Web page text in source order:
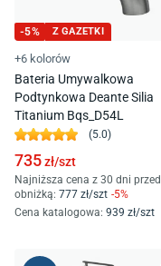
-5% Z GAZETKI
+6 kolorów
Bateria Umywalkowa
Podtynkowa Deante Silia
Titanium Bqs_D54L
(5.0)
735zł/szt
Najniższa cena z 30 dni przed
obniżką: 777 zł/szt -5%
Cena katalogowa: 939 zł/szt